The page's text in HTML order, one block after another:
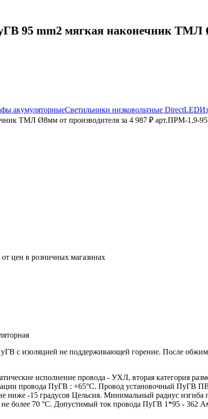
95 mm2 мягкая наконечник ТМЛ
акумуляторныеСветильники низковольтные DirectLED
ТМЛ Ø8мм от производителя за 4 987 ₽ арт.ПРМ-1,9-95
от цен в розничных магазинах
с изоляцией не поддерживающей горение. После
исполнение провода - УХЛ, вторая категория
провода ПуГВ : +65°С. Провод установочный ПуГВ
ниже -15 градусов Цельсия. Минимальный радиус
более 70 °С. Допустимый ток провода ПуГВ 1*95 - 362